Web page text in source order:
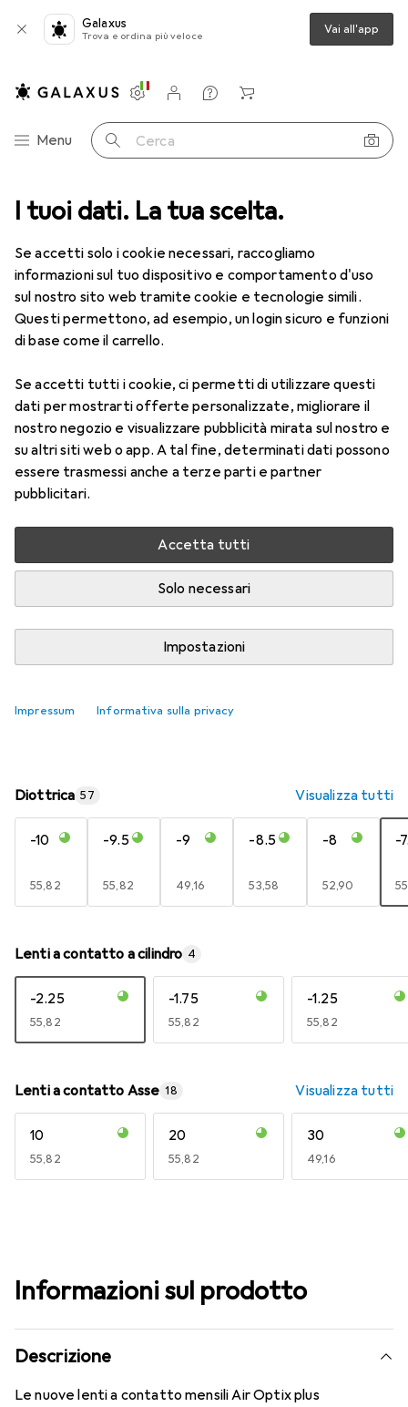
I tuoi dati. La tua scelta.
Se accetti solo i cookie necessari, raccogliamo
informazioni sul tuo dispositivo e comportamento d'uso
sul nostro sito web tramite cookie e tecnologie simili.
Questi permettono, ad esempio, un login sicuro e funzioni
di base come il carrello.
Se accetti tutti i cookie, ci permetti di utilizzare questi
dati per mostrarti offerte personalizzate, migliorare il
nostro negozio e visualizzare pubblicità mirata sul nostro e
su altri siti web o app. A tal fine, determinati dati possono
essere trasmessi anche a terze parti e partner
pubblicitari.
Accetta tutti
Solo necessari
Impostazioni
Impressum Informativa sulla privacy
Galaxus
Trova e ordina più veloce Vai all'app
Categoria Navigazione
Menu Cerca
Impostazioni
Conto cliente
Liste di confronto
Liste dei desideri
Carrello
Lenti a contatto Air Optix HydraGlyde per l'astigmatismo 6
1 Immagine
Air Optix HydraGlyde per
-7.5, Obiettivo mensile, 6 pz., Torico
Prezzo in EUR IVA incl.
EUR
55,82 EUR
9,31/1pz.
Consegna tra lun, 17/8 e mer, 19/8
Più di 10 pezzi in stock presso il fornitore
Aggiungi al carrello
Diottrica 57 Visualizza tutti
-10
EUR
55,82
-9.5
EUR
55,82
-9
EUR
49,16
-8.5
EUR
53,58
-8
EUR
52,90
-
Lenti a contatto a cilindro 4
-2.25
EUR
55,82
-1.75
EUR
55,82
-1.25
EUR
55,82
Lenti a contatto Asse 18 Visualizza tutti
10
EUR
55,82
20
EUR
55,82
30
EUR
49,16
Informazioni sul prodotto
Descrizione
Le nuove lenti a contatto mensili Air Optix plus